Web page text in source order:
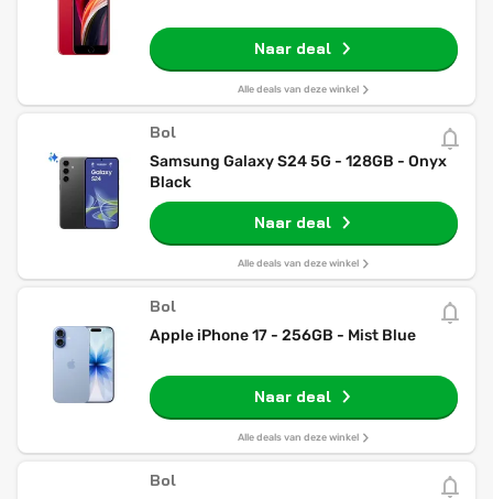
Naar deal
Alle deals van deze winkel
Bol
Samsung Galaxy S24 5G - 128GB - Onyx
Black
Naar deal
Alle deals van deze winkel
Bol
Apple iPhone 17 - 256GB - Mist Blue
Naar deal
Alle deals van deze winkel
Bol